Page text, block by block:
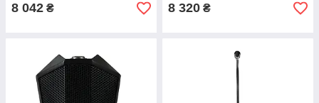
8 042 ₴ 8 320 ₴